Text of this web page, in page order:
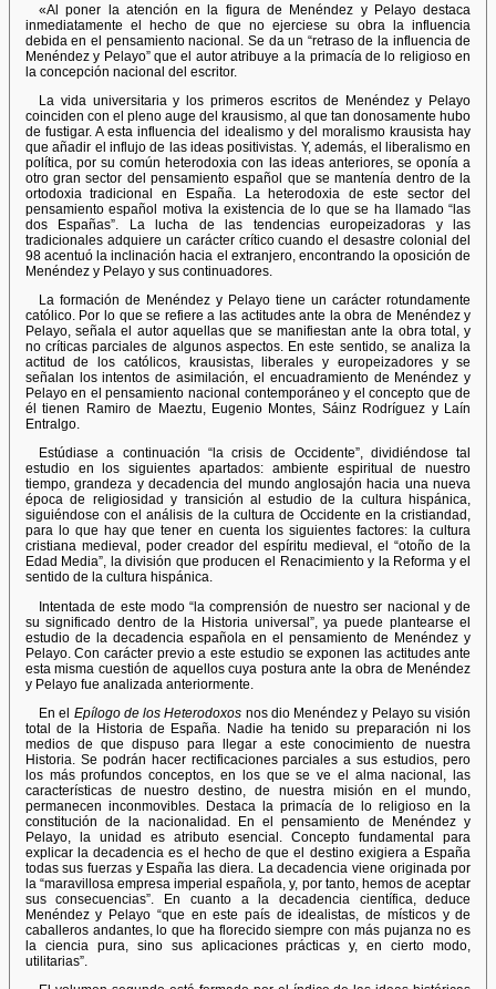
«Al poner la atención en la figura de Menéndez y Pelayo destaca
inmediatamente el hecho de que no ejerciese su obra la influencia
debida en el pensamiento nacional. Se da un “retraso de la influencia de
Menéndez y Pelayo” que el autor atribuye a la primacía de lo religioso en
la concepción nacional del escritor.
La vida universitaria y los primeros escritos de Menéndez y Pelayo
coinciden con el pleno auge del krausismo, al que tan donosamente hubo
de fustigar. A esta influencia del idealismo y del moralismo krausista hay
que añadir el influjo de las ideas positivistas. Y, además, el liberalismo en
política, por su común heterodoxia con las ideas anteriores, se oponía a
otro gran sector del pensamiento español que se mantenía dentro de la
ortodoxia tradicional en España. La heterodoxia de este sector del
pensamiento español motiva la existencia de lo que se ha llamado “las
dos Españas”. La lucha de las tendencias europeizadoras y las
tradicionales adquiere un carácter crítico cuando el desastre colonial del
98 acentuó la inclinación hacia el extranjero, encontrando la oposición de
Menéndez y Pelayo y sus continuadores.
La formación de Menéndez y Pelayo tiene un carácter rotundamente
católico. Por lo que se refiere a las actitudes ante la obra de Menéndez y
Pelayo, señala el autor aquellas que se manifiestan ante la obra total, y
no críticas parciales de algunos aspectos. En este sentido, se analiza la
actitud de los católicos, krausistas, liberales y europeizadores y se
señalan los intentos de asimilación, el encuadramiento de Menéndez y
Pelayo en el pensamiento nacional contemporáneo y el concepto que de
él tienen Ramiro de Maeztu, Eugenio Montes, Sáinz Rodríguez y Laín
Entralgo.
Estúdiase a continuación “la crisis de Occidente”, dividiéndose tal
estudio en los siguientes apartados: ambiente espiritual de nuestro
tiempo, grandeza y decadencia del mundo anglosajón hacia una nueva
época de religiosidad y transición al estudio de la cultura hispánica,
siguiéndose con el análisis de la cultura de Occidente en la cristiandad,
para lo que hay que tener en cuenta los siguientes factores: la cultura
cristiana medieval, poder creador del espíritu medieval, el “otoño de la
Edad Media”, la división que producen el Renacimiento y la Reforma y el
sentido de la cultura hispánica.
Intentada de este modo “la comprensión de nuestro ser nacional y de
su significado dentro de la Historia universal”, ya puede plantearse el
estudio de la decadencia española en el pensamiento de Menéndez y
Pelayo. Con carácter previo a este estudio se exponen las actitudes ante
esta misma cuestión de aquellos cuya postura ante la obra de Menéndez
y Pelayo fue analizada anteriormente.
En el Epílogo de los Heterodoxos nos dio Menéndez y Pelayo su visión
total de la Historia de España. Nadie ha tenido su preparación ni los
medios de que dispuso para llegar a este conocimiento de nuestra
Historia. Se podrán hacer rectificaciones parciales a sus estudios, pero
los más profundos conceptos, en los que se ve el alma nacional, las
características de nuestro destino, de nuestra misión en el mundo,
permanecen inconmovibles. Destaca la primacía de lo religioso en la
constitución de la nacionalidad. En el pensamiento de Menéndez y
Pelayo, la unidad es atributo esencial. Concepto fundamental para
explicar la decadencia es el hecho de que el destino exigiera a España
todas sus fuerzas y España las diera. La decadencia viene originada por
la “maravillosa empresa imperial española, y, por tanto, hemos de aceptar
sus consecuencias”. En cuanto a la decadencia científica, deduce
Menéndez y Pelayo “que en este país de idealistas, de místicos y de
caballeros andantes, lo que ha florecido siempre con más pujanza no es
la ciencia pura, sino sus aplicaciones prácticas y, en cierto modo,
utilitarias”.